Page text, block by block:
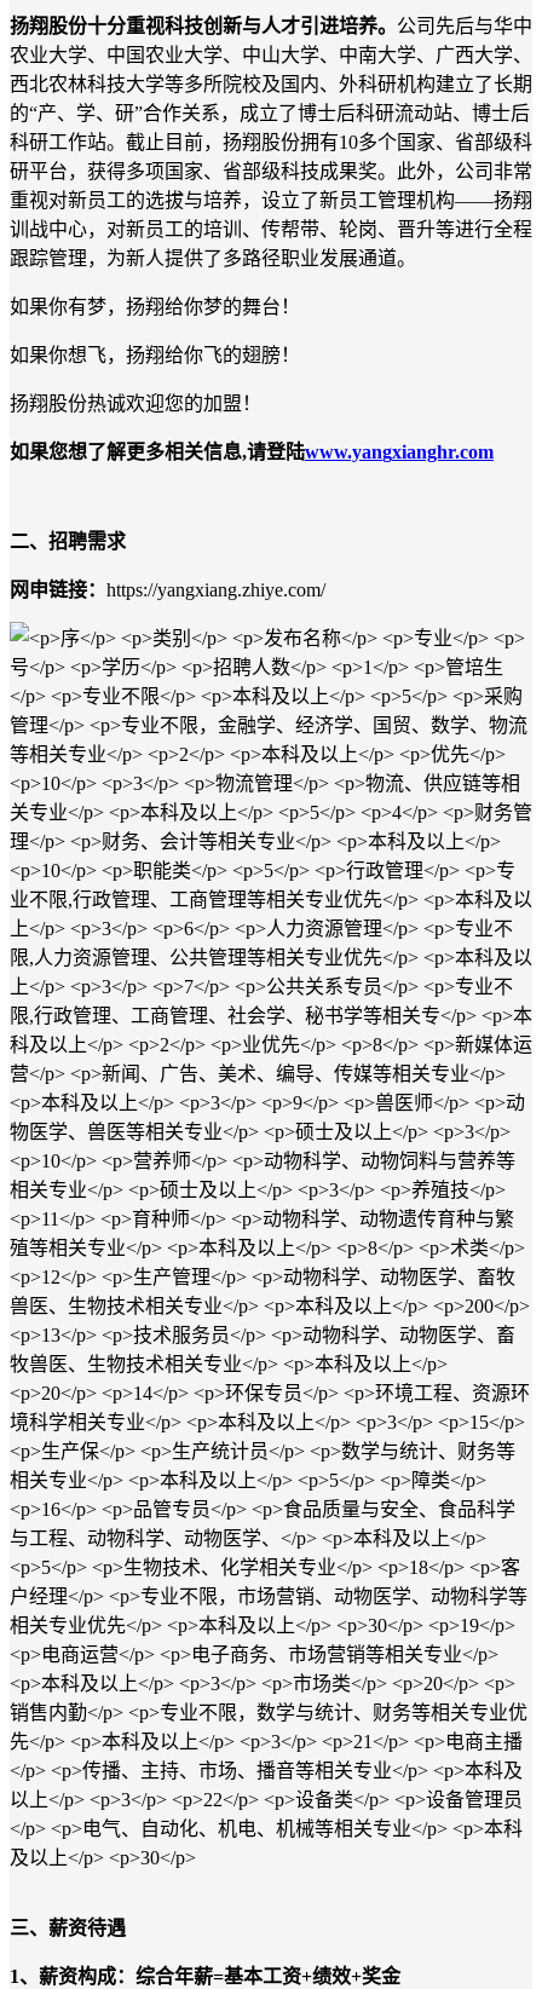
扬翔股份十分重视科技创新与人才引进培养。 公司先后与华中
农业大学、中国农业大学、中山大学、中南大学、广西大学、
西北农林科技大学等多所院校及国内、外科研机构建立了长期
的“产、学、研”合作关系，成立了博士后科研流动站、博士后
科研工作站。截止目前，扬翔股份拥有10多个国家、省部级科
研平台，获得多项国家、省部级科技成果奖。此外，公司非常
重视对新员工的选拔与培养，设立了新员工管理机构——扬翔
训战中心，对新员工的培训、传帮带、轮岗、晋升等进行全程
跟踪管理，为新人提供了多路径职业发展通道。
如果你有梦，扬翔给你梦的舞台！
如果你想飞，扬翔给你飞的翅膀！
扬翔股份热诚欢迎您的加盟！
如果您想了解更多相关信息,请登陆www.yangxianghr.com
二、招聘需求
网申链接： https://yangxiang.zhiye.com/
三、薪资待遇
1、薪资构成： 综合年薪=基本工资+绩效+奖金